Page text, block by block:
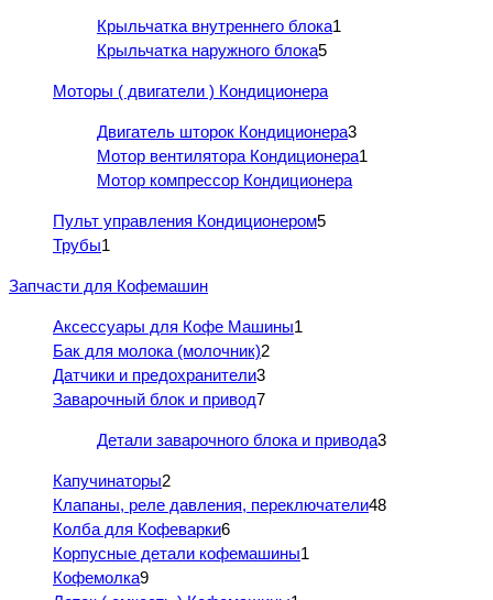
Крыльчатка внутреннего блока1
Крыльчатка наружного блока5
Моторы ( двигатели ) Кондиционера
Двигатель шторок Кондиционера3
Мотор вентилятора Кондиционера1
Мотор компрессор Кондиционера
Пульт управления Кондиционером5
Трубы1
Запчасти для Кофемашин
Аксессуары для Кофе Машины1
Бак для молока (молочник)2
Датчики и предохранители3
Заварочный блок и привод7
Детали заварочного блока и привода3
Капучинаторы2
Клапаны, реле давления, переключатели48
Колба для Кофеварки6
Корпусные детали кофемашины1
Кофемолка9